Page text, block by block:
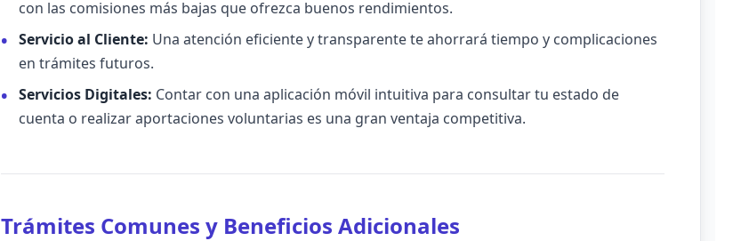
con las comisiones más bajas que ofrezca buenos rendimientos.
Servicio al Cliente: Una atención eficiente y transparente te ahorrará tiempo y complicaciones
en trámites futuros.
Servicios Digitales: Contar con una aplicación móvil intuitiva para consultar tu estado de
cuenta o realizar aportaciones voluntarias es una gran ventaja competitiva.
Trámites Comunes y Beneficios Adicionales